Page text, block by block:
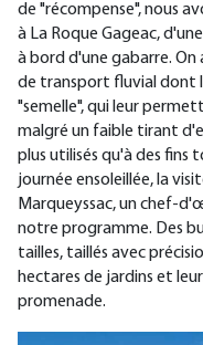
de "récompense", nous
à La Roque Gageac,
à bord d'une gabarre. On
de transport fluvial dont
"semelle", qui leur
malgré un faible tirant
plus utilisés qu'à des fins
journée ensoleillée, la
Marqueyssac, un chef-
notre programme. Des
tailles, taillés avec
hectares de jardins et
promenade.